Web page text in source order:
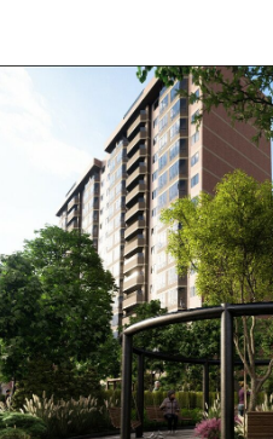
ПОКАЗАТЬ ВСЕ ОБЪЕКТЫ